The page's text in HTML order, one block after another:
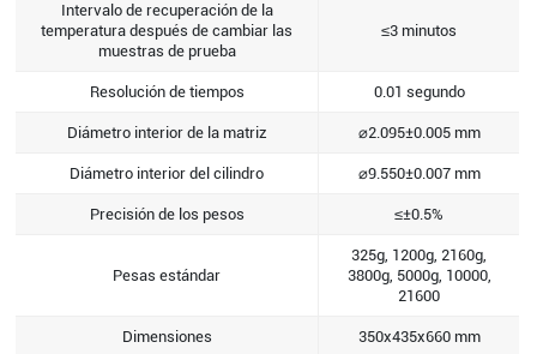
Intervalo de recuperación de la
temperatura después de cambiar las
muestras de prueba
≤3 minutos
Resolución de tiempos 0.01 segundo
Diámetro interior de la matriz ⌀2.095±0.005 mm
Diámetro interior del cilindro ⌀9.550±0.007 mm
Precisión de los pesos ≤±0.5%
Pesas estándar
325g, 1200g, 2160g,
3800g, 5000g, 10000,
21600
Dimensiones 350x435x660 mm